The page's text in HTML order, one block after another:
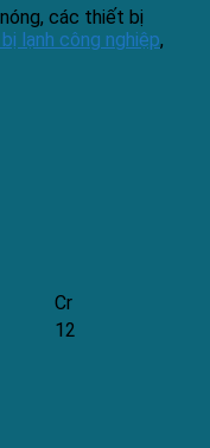
các thiết bị
lạnh công nghiệp,
Cr
12